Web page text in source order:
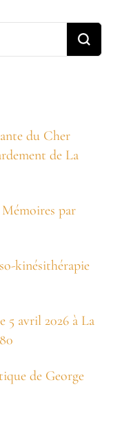
du Cher
de La
par
kinésithérapie
5 avril 2026 à La
de George